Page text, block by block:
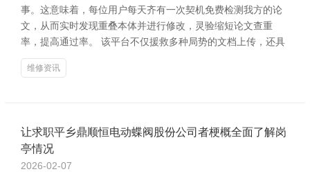
事。这意味着，每位用户每天齐有一次契机免费检测我方的论
文，从而实时发现重叠本体并进行修改，灵验缩短论文查重
率，提高通过率。 该平台不仅援救多种局势的文档上传，还具
维修资讯
让求职平乡鼎顺恒电动蝶阀股份公司者梗概全面了解岗
亭情况
2026-02-07